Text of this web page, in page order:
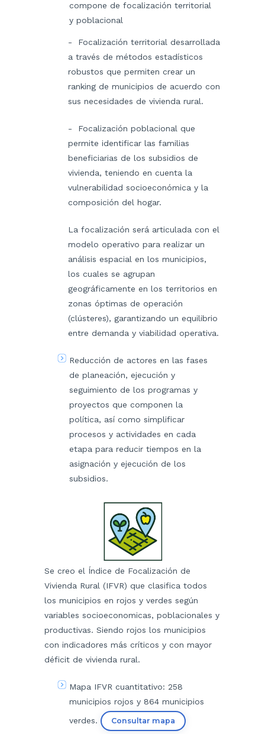
compone de focalización territorial
y poblacional
- Focalización territorial desarrollada
a través de métodos estadísticos
robustos que permiten crear un
ranking de municipios de acuerdo con
sus necesidades de vivienda rural.
- Focalización poblacional que
permite identificar las familias
beneficiarias de los subsidios de
vivienda, teniendo en cuenta la
vulnerabilidad socioeconómica y la
composición del hogar.
La focalización será articulada con el
modelo operativo para realizar un
análisis espacial en los municipios,
los cuales se agrupan
geográficamente en los territorios en
zonas óptimas de operación
(clústeres), garantizando un equilibrio
entre demanda y viabilidad operativa.
Reducción de actores en las fases
de planeación, ejecución y
seguimiento de los programas y
proyectos que componen la
política, así como simplificar
procesos y actividades en cada
etapa para reducir tiempos en la
asignación y ejecución de los
subsidios.
​Se creo el Índice de Focalización de
Vivienda Rural (IFVR) que clasifica todos
los municipios en rojos y verdes según
variables socioeconomicas, poblacionales y
productivas. Siendo rojos los municipios
con indicadores más críticos y con mayor
déficit de vivienda rural.
Mapa IFVR cuantitativo: 258
municipios rojos y 864 municipios
verdes.
Consultar mapa